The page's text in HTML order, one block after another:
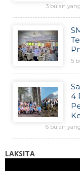
3 bulan
5
4
6 bulan
LAKSITA